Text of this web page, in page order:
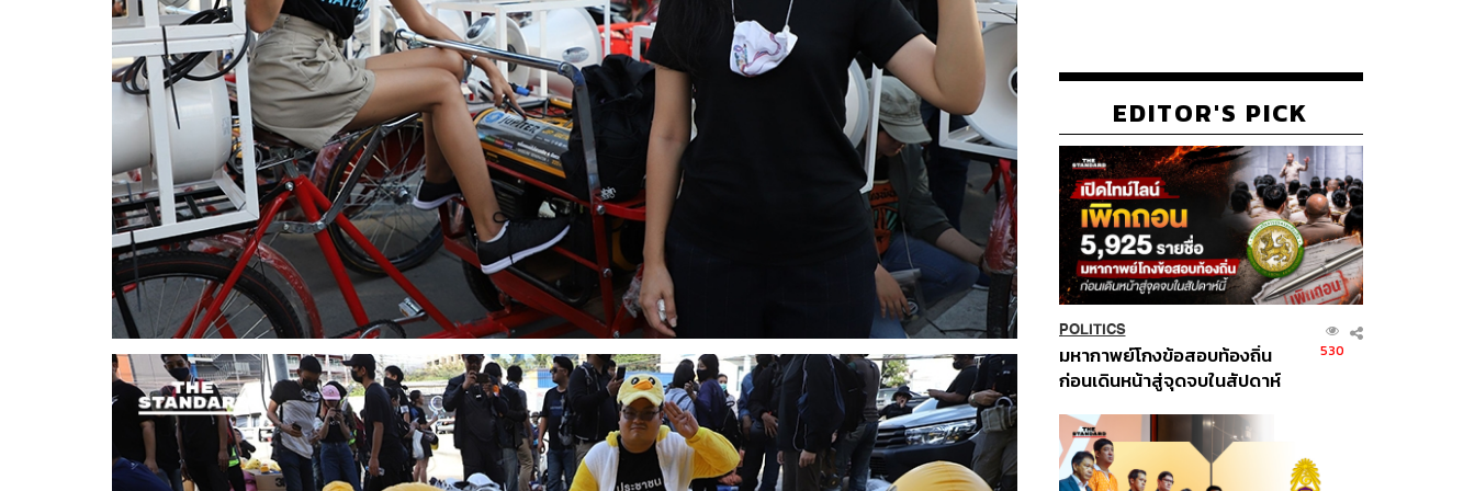
EDITOR'S PICK
POLITICS
มหากาพย์โกงข้อสอบท้องถิ่น
ก่อนเดินหน้าสู่จุดจบในสัปดาห์
530